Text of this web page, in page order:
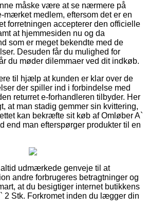
måske være at se nærmere på
mærket medlem, eftersom det er en
forretningen accepterer den officielle
at hjemmesiden nu og da
som er meget bekendte med de
Desuden får du mulighed for
du møder dilemmaer ved dit indkøb.
til hjælp at kunden er klar over de
der spiller ind i forbindelse med
returret e-forhandleren tilbyder. Her
at man stadig gemmer sin kvittering,
kan bekræfte sit køb af Omløber A`
end man efterspørger produkter til en
udmærkede genveje til at
andre forbrugeres betragtninger og
at du besigtiger internet butikkens
2 Stk. Forkromet inden du lægger din